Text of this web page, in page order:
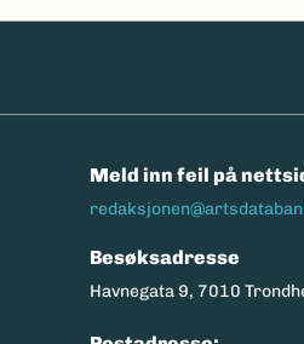
Meld inn feil på
Besøksadresse
Havnegata 9, 7010